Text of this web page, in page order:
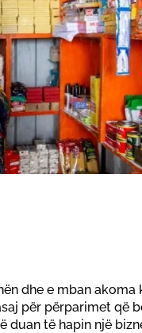
dhe e mban
për përparimet që
duan të hapin një